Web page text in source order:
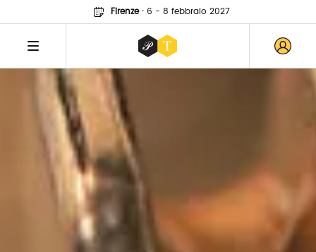
Firenze· 6 - 8 febbraio 2027